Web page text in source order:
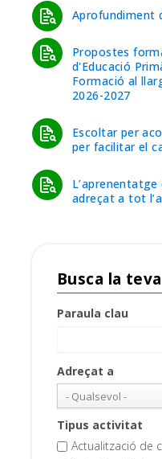
Aprofundiment
Propostes
d'Educació
Formació al
2026-2027
Escoltar per
per facilitar el
adreçat a tot
Busca la
Paraula clau
Adreçat a
Tipus activitat
Actualització de